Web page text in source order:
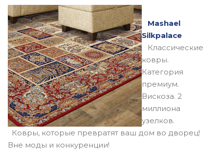
Mashael
Silkpalace
Классические
ковры.
Категория
премиум.
Вискоза. 2
миллиона
узелков.
Ковры, которые превратят ваш дом во дворец!
Вне моды и конкуренции!